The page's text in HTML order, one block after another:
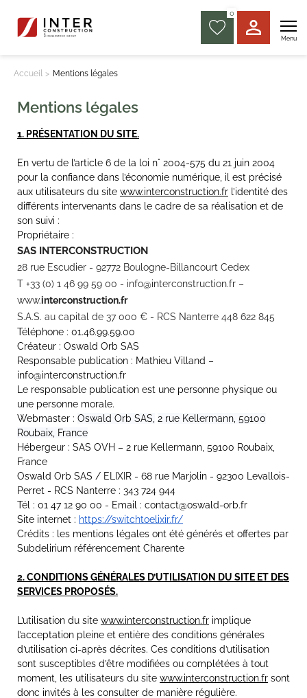
0
Menu
Accueil Mentions légales
Mentions légales
1. PRÉSENTATION DU SITE.
En vertu de l’article 6 de la loi n° 2004-575 du 21 juin 2004
pour la confiance dans l’économie numérique, il est précisé
aux utilisateurs du site www.interconstruction.fr l’identité des
différents intervenants dans le cadre de sa réalisation et de
son suivi :
Propriétaire :
SAS INTERCONSTRUCTION
28 rue Escudier - 92772 Boulogne-Billancourt Cedex
T +33 (0) 1 46 99 59 00 - info@interconstruction.fr –
www.interconstruction.fr
S.A.S. au capital de 37 000 € - RCS Nanterre 448 622 845
Téléphone : 01.46.99.59.00
Créateur : Oswald Orb SAS
Responsable publication : Mathieu Villand –
info@interconstruction.fr
Le responsable publication est une personne physique ou
une personne morale.
Webmaster : Oswald Orb SAS, 2 rue Kellermann, 59100
Roubaix, France
Hébergeur : SAS OVH – 2 rue Kellermann, 59100 Roubaix,
France
Oswald Orb SAS / ELIXIR - 68 rue Marjolin - 92300 Levallois-
Perret - RCS Nanterre : 343 724 944
Tél : 01 47 12 90 00 - Email : contact@oswald-orb.fr
Site internet : https://switchtoelixir.fr/
Crédits : les mentions légales ont été générés et offertes par
Subdelirium référencement Charente
2. CONDITIONS GÉNÉRALES D’UTILISATION DU SITE ET DES
SERVICES PROPOSÉS.
L’utilisation du site www.interconstruction.fr implique
l’acceptation pleine et entière des conditions générales
d’utilisation ci-après décrites. Ces conditions d’utilisation
sont susceptibles d’être modifiées ou complétées à tout
moment, les utilisateurs du site www.interconstruction.fr sont
donc invités à les consulter de manière régulière.